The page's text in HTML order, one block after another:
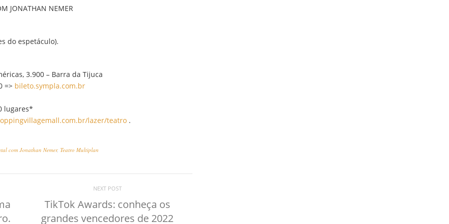
JONATHAN NEMER
do espetáculo).
3.900 – Barra da Tijuca
=> bileto.sympla.com.br
lugares*
lazer/teatro .
com Jonathan Nemer, Teatro Multiplan
NEXT POST
TikTok Awards: conheça os
grandes vencedores de 2022